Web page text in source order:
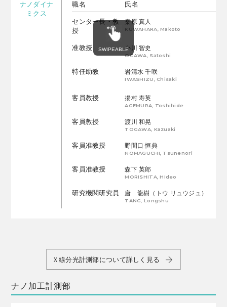
ナノダイナ
ミクス
職名 氏名
センター長・教
授
桒原 真人
KUWAHARA, Makoto
准教授 小川 智史
OGAWA, Satoshi
特任助教 岩清水 千咲
IWASHIZU, Chisaki
客員教授 揚村 寿英
AGEMURA, Toshihide
客員教授 渡川 和晃
TOGAWA, Kazuaki
客員准教授 野間口 恒典
NOMAGUCHI, Tsunenori
客員准教授 森下 英郎
MORISHITA, Hideo
研究機関研究員 唐 龍樹（トウ リュウジュ）
TANG, Longshu
Ｘ線分光計測部について詳しく見る
ナノ加工計測部